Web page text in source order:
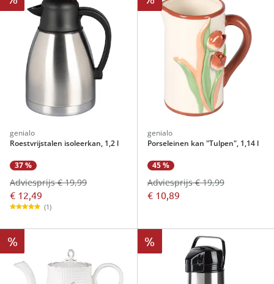
genialo
Roestvrijstalen isoleerkan, 1,2 l
37 %
€ 12,49
Adviesprijs € 19,99
(1)
genialo
Porseleinen kan "Tulpen", 1,14 l
45 %
€ 10,89
Adviesprijs € 19,99
% %